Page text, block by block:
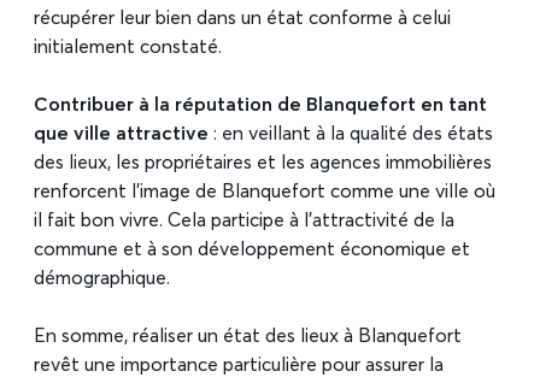
récupérer leur bien dans un état conforme à celui
initialement constaté.
Contribuer à la réputation de Blanquefort en tant
que ville attractive : en veillant à la qualité des états
des lieux, les propriétaires et les agences immobilières
renforcent l’image de Blanquefort comme une ville où
il fait bon vivre. Cela participe à l’attractivité de la
commune et à son développement économique et
démographique.
En somme, réaliser un état des lieux à Blanquefort
revêt une importance particulière pour assurer la